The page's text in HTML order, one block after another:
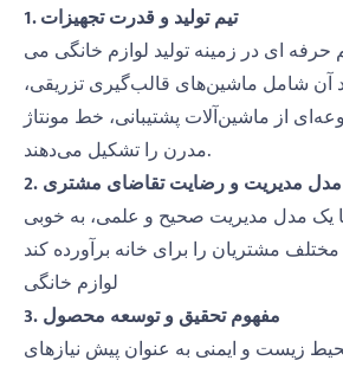
1. تیم تولید و قدرت تجهیزات
ای در زمینه تولید لوازم خانگی می
آن شامل ماشین‌های قالب‌گیری تزریقی،
از ماشین‌آلات پشتیبانی، خط مونتاژ
مدرن را تشکیل می‌دهند.
2. مدل مدیریت و رضایت تقاضای مشتری
یک مدل مدیریت صحیح و علمی، به خوبی
مختلف مشتریان را برای خانه برآورده کند
لوازم خانگی
3. مفهوم تحقیق و توسعه محصول
زیست و ایمنی به عنوان پیش نیازهای